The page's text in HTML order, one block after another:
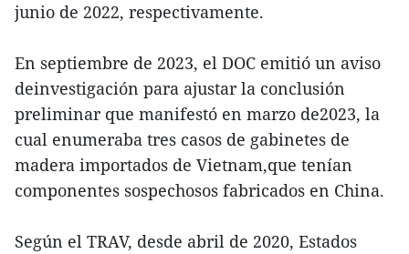
junio de 2022, respectivamente.
En septiembre de 2023, el DOC emitió un aviso
deinvestigación para ajustar la conclusión
preliminar que manifestó en marzo de2023, la
cual enumeraba tres casos de gabinetes de
madera importados de Vietnam,que tenían
componentes sospechosos fabricados en China.
Según el TRAV, desde abril de 2020, Estados